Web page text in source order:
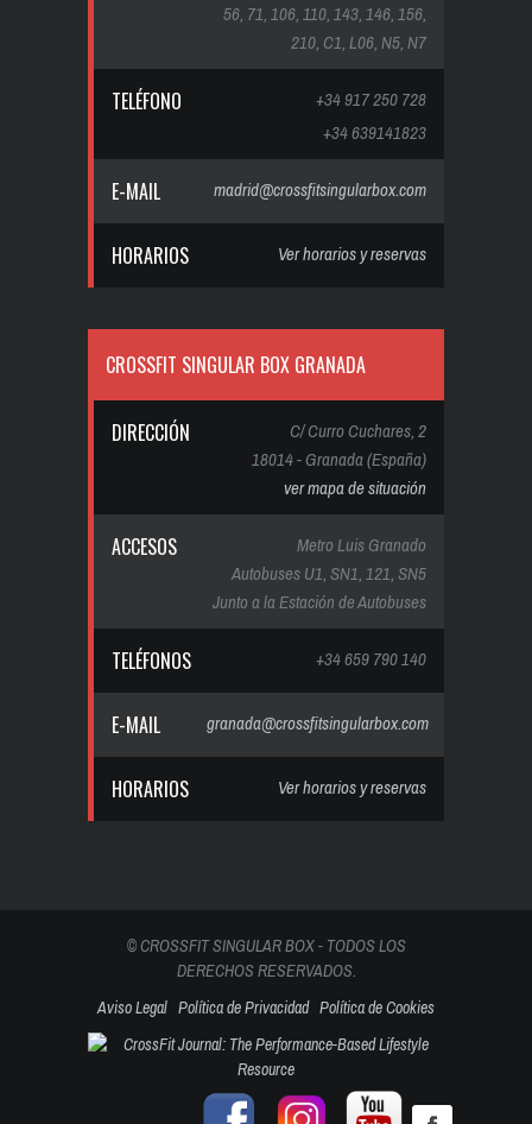
56, 71, 106, 110, 143, 146, 156,
210, C1, L06, N5, N7
TELÉFONO
+34 917 250 728
+34 639141823
E-MAIL madrid@crossfitsingularbox.com
HORARIOS Ver horarios y reservas
CROSSFIT SINGULAR BOX GRANADA
DIRECCIÓN
C/ Curro Cuchares, 2
18014 - Granada (España)
ver mapa de situación
ACCESOS
Metro Luis Granado
Autobuses U1, SN1, 121, SN5
Junto a la Estación de Autobuses
TELÉFONOS +34 659 790 140
E-MAIL granada@crossfitsingularbox.com
HORARIOS Ver horarios y reservas
© CROSSFIT SINGULAR BOX - TODOS LOS
DERECHOS RESERVADOS.
Aviso Legal Política de Privacidad Política de Cookies